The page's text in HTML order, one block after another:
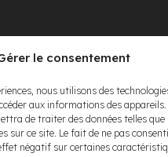
le consentement
nous utilisons des
aux informations des
de traiter des données telles
sur ce site. Le fait de ne pas
négatif sur certaines